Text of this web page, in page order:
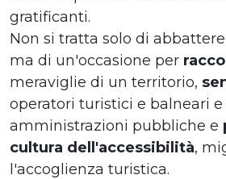
gratificanti.
Non si tratta solo di
ma di un'occasione per
meraviglie di un territorio,
operatori turistici e balneari e
amministrazioni pubbliche e
cultura dell'accessibilità,
l'accoglienza turistica.